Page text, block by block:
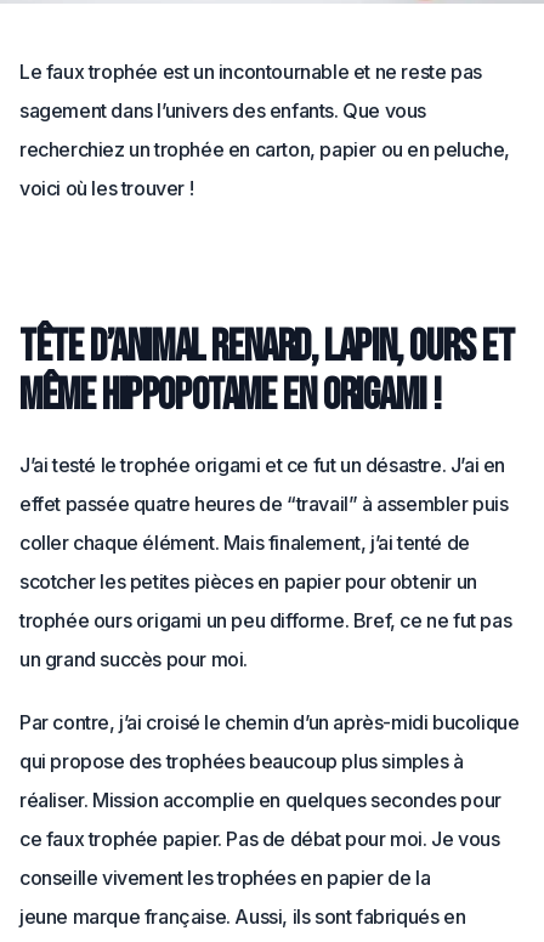
Le faux trophée est un incontournable et ne reste pas
sagement dans l’univers des enfants. Que vous
recherchiez un trophée en carton, papier ou en peluche,
voici où les trouver !
Tête d’animal renard, lapin, ours et
même hippopotame en origami !
J’ai testé le trophée origami et ce fut un désastre. J’ai en
effet passée quatre heures de “travail” à assembler puis
coller chaque élément. Mais finalement, j’ai tenté de
scotcher les petites pièces en papier pour obtenir un
trophée ours origami un peu difforme. Bref, ce ne fut pas
un grand succès pour moi.
Par contre, j’ai croisé le chemin d’un après-midi bucolique
qui propose des trophées beaucoup plus simples à
réaliser. Mission accomplie en quelques secondes pour
ce faux trophée papier. Pas de débat pour moi. Je vous
conseille vivement les trophées en papier de la
jeune marque française. Aussi, ils sont fabriqués en